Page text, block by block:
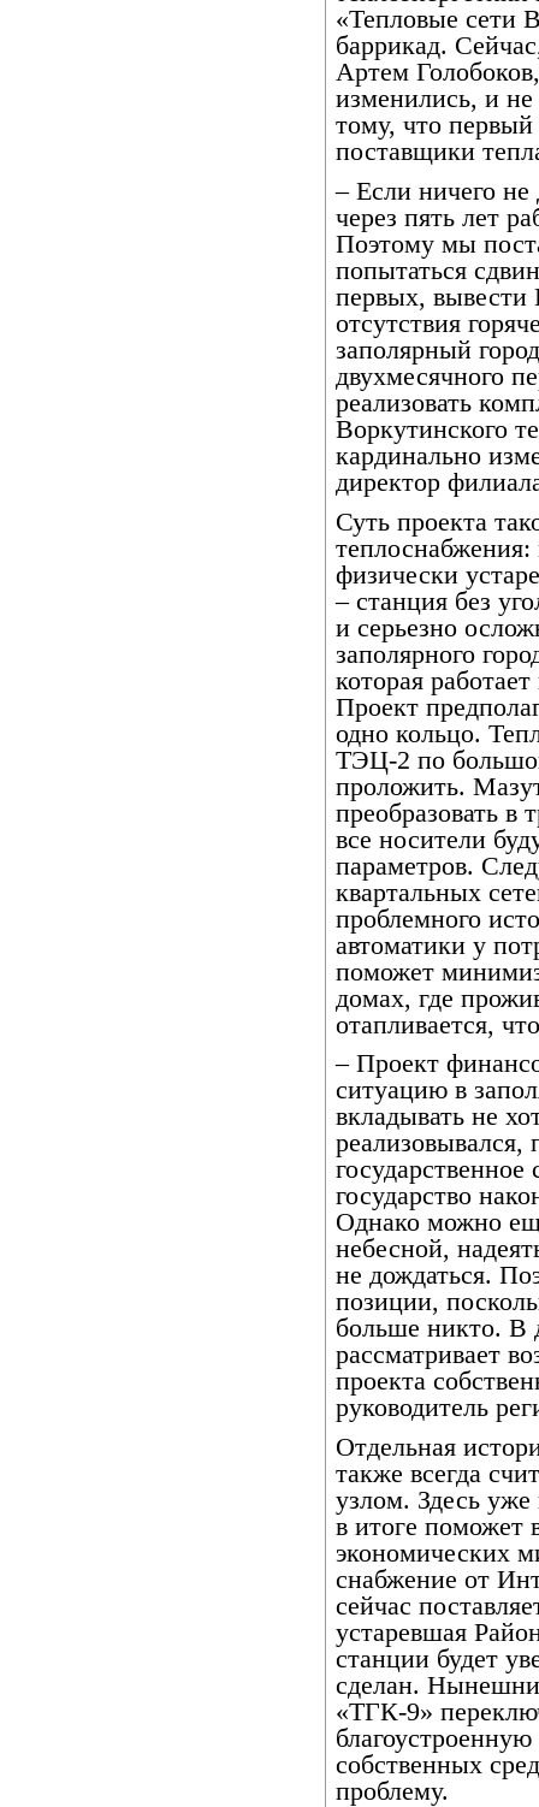
«Тепловые сети
баррикад.
Артем
изменились, и не
тому, что
поставщики
– Если ничего не
через пять лет
Поэтому мы
попытаться
первых, вывести
отсутствия
заполярный
двухмесячного
реализовать
Воркутинского
кардинально
директор
Суть проекта
теплоснабжения:
физически
– станция без
и серьезно
заполярного
которая
Проект
одно кольцо.
ТЭЦ-2 по
проложить.
преобразовать в
все носители
параметров.
квартальных
проблемного
автоматики у
поможет
домах, где
отапливается,
– Проект
ситуацию в
вкладывать не
реализовывался,
государство
Однако можно
небесной,
не дождаться.
позиции,
больше никто.
рассматривает
проекта
руководитель
Отдельная
также всегда
узлом. Здесь уже
в итоге поможет
экономических
снабжение от
сейчас
устаревшая
станции будет
сделан.
«ТГК-9»
собственных
проблему.